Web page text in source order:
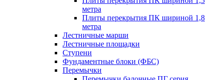
метра
Плиты перекрытия ПК шириной 1,8
метра
Лестничные марши
Лестничные площадки
Ступени
Фундаментные блоки (ФБС)
Перемычки